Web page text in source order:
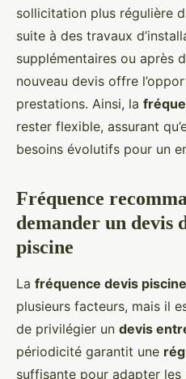
sollicitation plus régulière
suite à des travaux
supplémentaires ou après
nouveau devis offre
prestations. Ainsi, la
rester flexible, assurant
besoins évolutifs pour un
Fréquence
demander un devis
piscine
La fréquence devis piscine
plusieurs facteurs, mais il
de privilégier un devis
périodicité garantit une
suffisante pour adapter